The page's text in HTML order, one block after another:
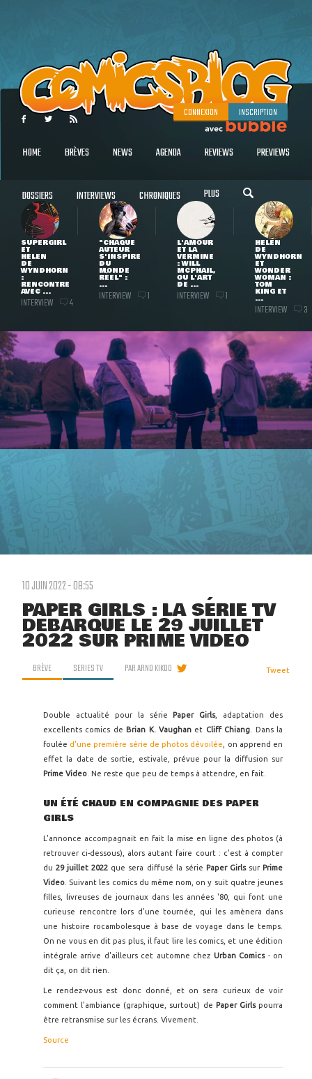
CONNEXION INSCRIPTION
HOME BRÈVES NEWS AGENDA REVIEWS PREVIEWS
DOSSIERS INTERVIEWS CHRONIQUES PLUS
SUPERGIRL
ET
HELEN
DE
WYNDHORN
:
RENCONTRE
AVEC ...
INTERVIEW 4
"CHAQUE
AUTEUR
S'INSPIRE
DU
MONDE
RÉEL" :
...
INTERVIEW 1
L'AMOUR
ET LA
VERMINE
: WILL
MCPHAIL,
OU L'ART
DE ...
INTERVIEW 1
HELEN
DE
WYNDHORN
ET
WONDER
WOMAN :
TOM
KING ET
...
INTERVIEW 3
10 JUIN 2022 - 08:55
PAPER GIRLS : LA SÉRIE TV
DÉBARQUE LE 29 JUILLET
2022 SUR PRIME VIDEO
BRÈVE SERIES TV PARARNO KIKOO Tweet
Double actualité pour la série Paper Girls, adaptation des
excellents comics de Brian K. Vaughan et Cliff Chiang . Dans la
foulée d'une première série de photos dévoilée
, on apprend en
effet la date de sortie, estivale, prévue pour la diffusion sur
Prime Video . Ne reste que peu de temps à attendre, en fait.
UN ÉTÉ CHAUD EN COMPAGNIE DES PAPER
GIRLS
L'annonce accompagnait en fait la mise en ligne des photos (à
retrouver ci-dessous), alors autant faire court : c'est à compter
du29 juillet 2022 que sera diffusé la série Paper Girls sur Prime
Video . Suivant les comics du même nom, on y suit quatre jeunes
filles, livreuses de journaux dans les années '80, qui font une
curieuse rencontre lors d'une tournée, qui les amènera dans
une histoire rocambolesque à base de voyage dans le temps.
On ne vous en dit pas plus, il faut lire les comics, et une édition
intégrale arrive d'ailleurs cet automne chez Urban Comics- on
dit ça, on dit rien.
Le rendez-vous est donc donné, et on sera curieux de voir
comment l'ambiance (graphique, surtout) de Paper Girlspourra
être retransmise sur les écrans. Vivement.
Source